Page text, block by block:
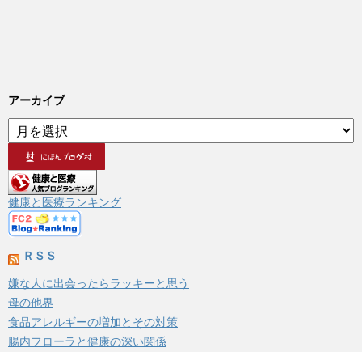
アーカイブ
ア
ー
イ
ブ
健康と医療ランキング
ＲＳＳ
嫌な人に出会ったらラッキーと思う
母の他界
食品アレルギーの増加とその対策
腸内フローラと健康の深い関係